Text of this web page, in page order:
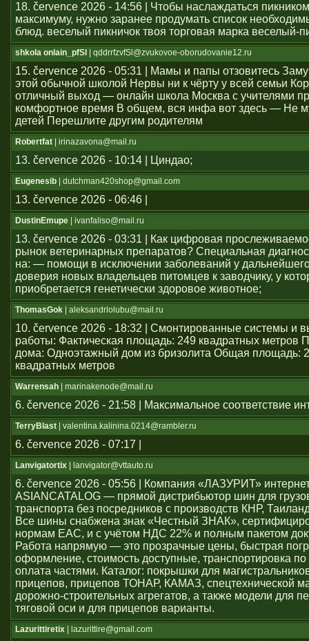
18. července 2026 - 14:56 | Чтобы наслаждаться
максимуму, нужно заранее продумать список
блюд. веселый пикничок твоя торговая марка веселый-
shkola onlain_pfSl | qddrrfzvfSl@zvukovoe-oborudovanie12.ru
15. července 2026 - 05:31 | Мамы и папы отзовитесь
этой обычной школой Нервы ни к чёрту у всей семьи
отличный выход — онлайн школа Москва с учителями
комфортное время В общем, вся инфа вот здесь — Не
детей Перешлите другим родителям
Robertfat | irinazavona@mail.ru
13. července 2026 - 10:14 | Циндао;
Eugenesib | dutchman420shop@gmail.com
13. července 2026 - 06:46 |
DustinEmupe | ivanfaliso@mail.ru
13. července 2026 - 03:31 | Как цифровая
рынок ветеринарных препаратов? Специальная
на: — помощи в исключении заболеваний у
доверия новых владельцев питомцев к заводчику, у
приобретается генетически здоровое животное;
ThomasGok | aleksandrlolubu@mail.ru
10. července 2026 - 18:32 | Смонтированные системы и
работы: Фактическая площадь: 249 квадратных метров
дома: Одноэтажный дом из бризолита Общая площадь:
квадратных метров
Warrensah | marinakenode@mail.ru
6. července 2026 - 21:58 | Максимальное соответствие
TerryBlast | valentina.kalinina.0214@rambler.ru
6. července 2026 - 07:17 |
Lanvigatortix | lanvigator@vttauto.ru
6. července 2026 - 05:56 | Компания «ЛАЗУРИТ»
ASIANCATALOG — прямой дистрибьютор шин для
транспорта без посредников с производств КНР,
Все шины снабжена знак «Честный ЗНАК»,
нормам ЕАС, и с учётом НДС 22% и полным пакетом
Работа напрямую — это прозрачные цены, быстрая
оформление, стоимость доступные, транспортировка по
оплата частями. Каталог: покрышки для
прицепов, прицепов ТОНАР, КАМАЗ, спецтехнической
дорожно-строительных агрегатов, а также модели для
тяговой оси и для прицепов варианты.
Lazurittiretix | lazurittire@gmail.com